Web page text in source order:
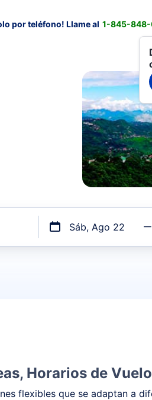
por teléfono! Llame al 1-845-848-
Sáb, Ago 22
Horarios de
flexibles que se adaptan a